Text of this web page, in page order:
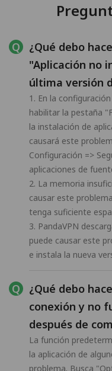
¿Qué debo
"Aplicación no
última versión
1. En la
habilitar la pestaña
la instalación de
causará este
Configuración =>
aplicaciones de
2. La memoria
causar este
tenga suficiente
3. PandaVPN
puede causar este
e instala la nueva
¿Qué debo
conexión y no
después de
La función
la aplicación de
problema. Busca